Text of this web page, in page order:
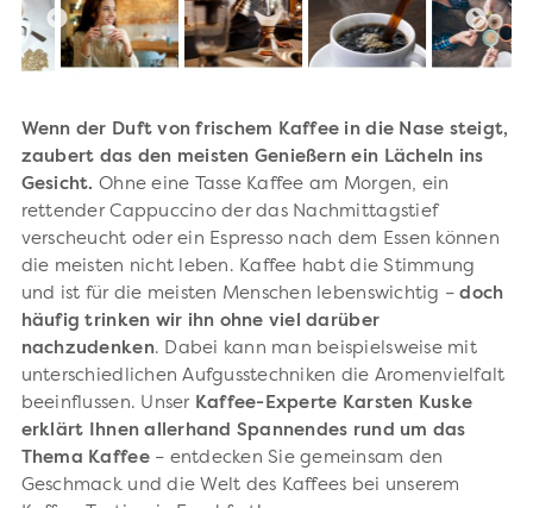
Wenn der Duft von frischem Kaffee in die Nase steigt,
zaubert das den meisten Genießern ein Lächeln ins
Gesicht. Ohne eine Tasse Kaffee am Morgen, ein
rettender Cappuccino der das Nachmittagstief
verscheucht oder ein Espresso nach dem Essen können
die meisten nicht leben. Kaffee habt die Stimmung
und ist für die meisten Menschen lebenswichtig –doch
häufig trinken wir ihn ohne viel darüber
nachzudenken. Dabei kann man beispielsweise mit
unterschiedlichen Aufgusstechniken die Aromenvielfalt
beeinflussen. Unser Kaffee-Experte Karsten Kuske
erklärt Ihnen allerhand Spannendes rund um das
Thema Kaffee– entdecken Sie gemeinsam den
Geschmack und die Welt des Kaffees bei unserem